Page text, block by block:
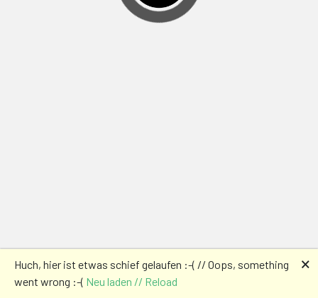
Huch, hier ist etwas schief gelaufen :-( // Oops, something
went wrong :-( Neu laden // Reload
🗙